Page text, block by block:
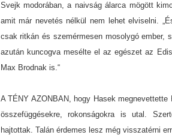
Svejk modorában, a naivság álarca mögött
amit már nevetés nélkül nem lehet elviselni.
csak ritkán és szemérmesen mosolygó ember,
azután kuncogva mesélte el az egészet az
Max Brodnak is.“
A TÉNY AZONBAN, hogy Hasek
összefüggésekre, rokonságokra is utal.
hajtottak. Talán érdemes lesz még visszatérni